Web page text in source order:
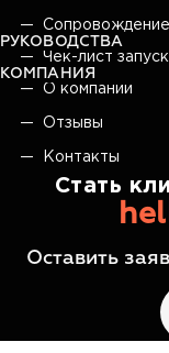
Сопровождение
РУКОВОДСТВА
Чек-лист
КОМПАНИЯ
О компании
Отзывы
Контакты
Стать
Оставить